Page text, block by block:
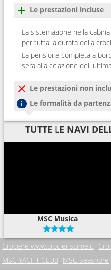
Le prestazioni incluse
La sistemazione nella
per tutta la durata della
La pensione completa a
sera alla colazione dell
Le prestazioni non
Le formalità da
TUTTE LE NAVI
MSC Musica
Crociere www.crocierissime.it
MSC YACHT CLUB MSC Seashore